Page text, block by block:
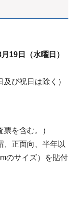
19日（水曜日）
び祝日は除く）
を含む。）
正面向、半年以
のサイズ）を貼付